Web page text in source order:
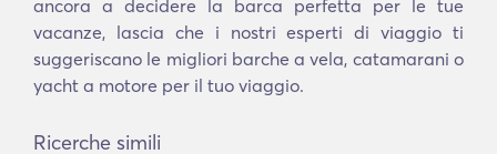
ancora a decidere la barca perfetta per le tue
vacanze, lascia che i nostri esperti di viaggio ti
suggeriscano le migliori barche a vela, catamarani o
yacht a motore per il tuo viaggio.
Ricerche simili